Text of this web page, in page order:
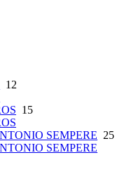
12
15
SEMPERE 25
SEMPERE